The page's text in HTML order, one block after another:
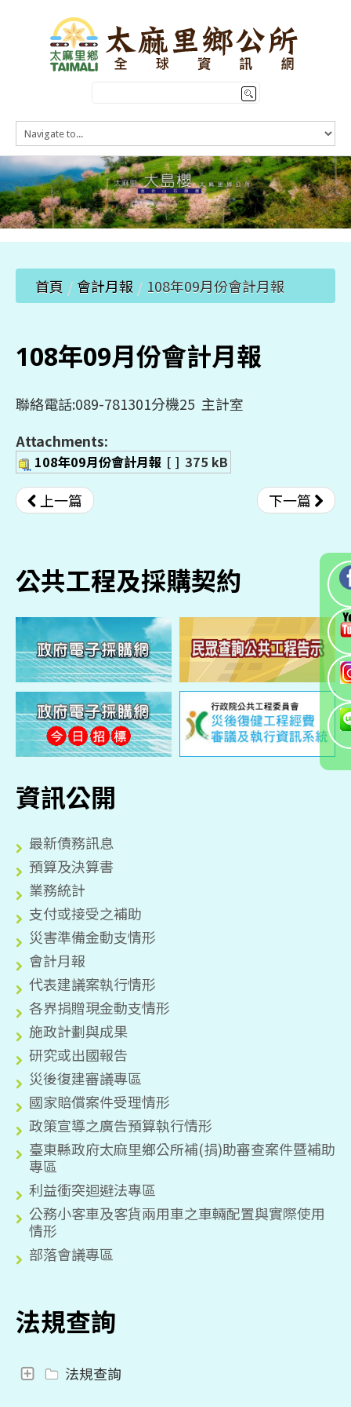
HOME
訊息公告
本鄉簡介
公所介紹
觀光導覽
便民服務
首頁 / 會計月報 / 108年09月份會計月報
108年09月份會計月報
聯絡電話:089-781301分機25 主計室
Attachments:
108年09月份會計月報 [ ] 375 kB
上一篇 下一篇
公共工程及採購契約
資訊公開
最新債務訊息
預算及決算書
業務統計
支付或接受之補助
災害準備金動支情形
會計月報
代表建議案執行情形
各界捐贈現金動支情形
施政計劃與成果
研究或出國報告
災後復建審議專區
國家賠償案件受理情形
政策宣導之廣告預算執行情形
臺東縣政府太麻里鄉公所補(捐)助審查案件暨補助
專區
利益衝突迴避法專區
公務小客車及客貨兩用車之車輛配置與實際使用
情形
部落會議專區
法規查詢
法規查詢